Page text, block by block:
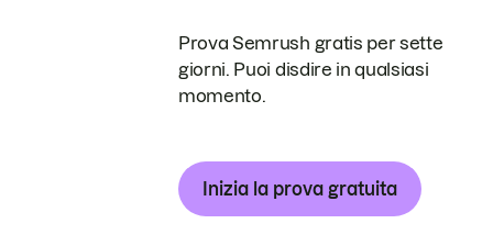
Prova Semrush gratis per sette
giorni. Puoi disdire in qualsiasi
momento.
Inizia la prova gratuita